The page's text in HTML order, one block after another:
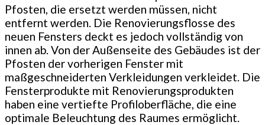
Pfosten, die ersetzt werden müssen, nicht
entfernt werden. Die Renovierungsflosse des
neuen Fensters deckt es jedoch vollständig von
innen ab. Von der Außenseite des Gebäudes ist der
Pfosten der vorherigen Fenster mit
maßgeschneiderten Verkleidungen verkleidet. Die
Fensterprodukte mit Renovierungsprodukten
haben eine vertiefte Profiloberfläche, die eine
optimale Beleuchtung des Raumes ermöglicht.